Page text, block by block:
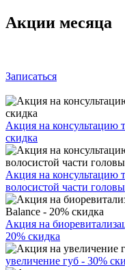
Акции месяца
Записаться
Акция на консультацию
скидка
Акция на консультацию
волосистой части головы
Акция на
20% скидка
увеличение губ - 30%